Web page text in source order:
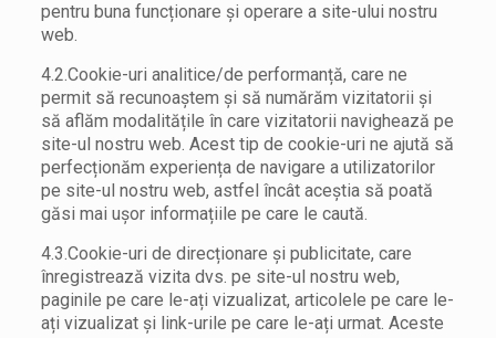
pentru buna funcționare și operare a site-ului nostru
web.
4.2.Cookie-uri analitice/de performanță, care ne
permit să recunoaștem și să numărăm vizitatorii și
să aflăm modalitățile în care vizitatorii navighează pe
site-ul nostru web. Acest tip de cookie-uri ne ajută să
perfecționăm experiența de navigare a utilizatorilor
pe site-ul nostru web, astfel încât aceștia să poată
găsi mai ușor informațiile pe care le caută.
4.3.Cookie-uri de direcționare și publicitate, care
înregistrează vizita dvs. pe site-ul nostru web,
paginile pe care le-ați vizualizat, articolele pe care le-
ați vizualizat și link-urile pe care le-ați urmat. Aceste